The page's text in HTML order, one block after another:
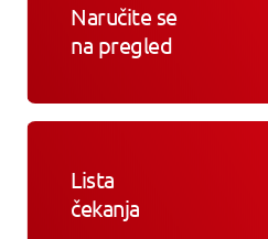
Naručite se
na pregled
Lista
čekanja